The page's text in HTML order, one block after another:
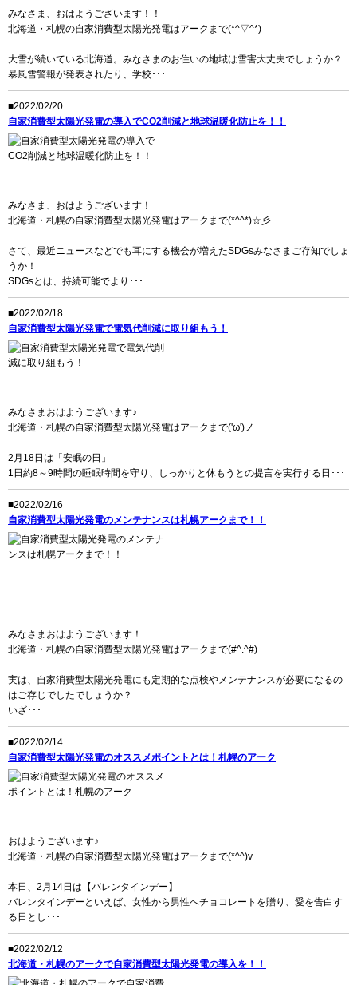
みなさま、おはようございます！！
北海道・札幌の自家消費型太陽光発電はアークまで(*^▽^*)
大雪が続いている北海道。みなさまのお住いの地域は雪害大丈夫でしょうか？
暴風雪警報が発表されたり、学校･･･
■2022/02/20
自家消費型太陽光発電の導入でCO2削減と地球温暖化防止を！！
みなさま、おはようございます！
北海道・札幌の自家消費型太陽光発電はアークまで(*^^*)☆彡
さて、最近ニュースなどでも耳にする機会が増えたSDGsみなさまご存知でしょ
うか！
SDGsとは、持続可能でより･･･
■2022/02/18
自家消費型太陽光発電で電気代削減に取り組もう！
みなさまおはようございます♪
北海道・札幌の自家消費型太陽光発電はアークまで('ω')ノ
2月18日は「安眠の日」
1日約8～9時間の睡眠時間を守り、しっかりと休もうとの提言を実行する日･･･
■2022/02/16
自家消費型太陽光発電のメンテナンスは札幌アークまで！！
みなさまおはようございます！
北海道・札幌の自家消費型太陽光発電はアークまで(#^.^#)
実は、自家消費型太陽光発電にも定期的な点検やメンテナンスが必要になるの
はご存じでしたでしょうか？
いざ･･･
■2022/02/14
自家消費型太陽光発電のオススメポイントとは！札幌のアーク
おはようございます♪
北海道・札幌の自家消費型太陽光発電はアークまで(*^^)v
本日、2月14日は【バレンタインデー】
バレンタインデーといえば、女性から男性へチョコレートを贈り、愛を告白す
る日とし･･･
■2022/02/12
北海道・札幌のアークで自家消費型太陽光発電の導入を！！